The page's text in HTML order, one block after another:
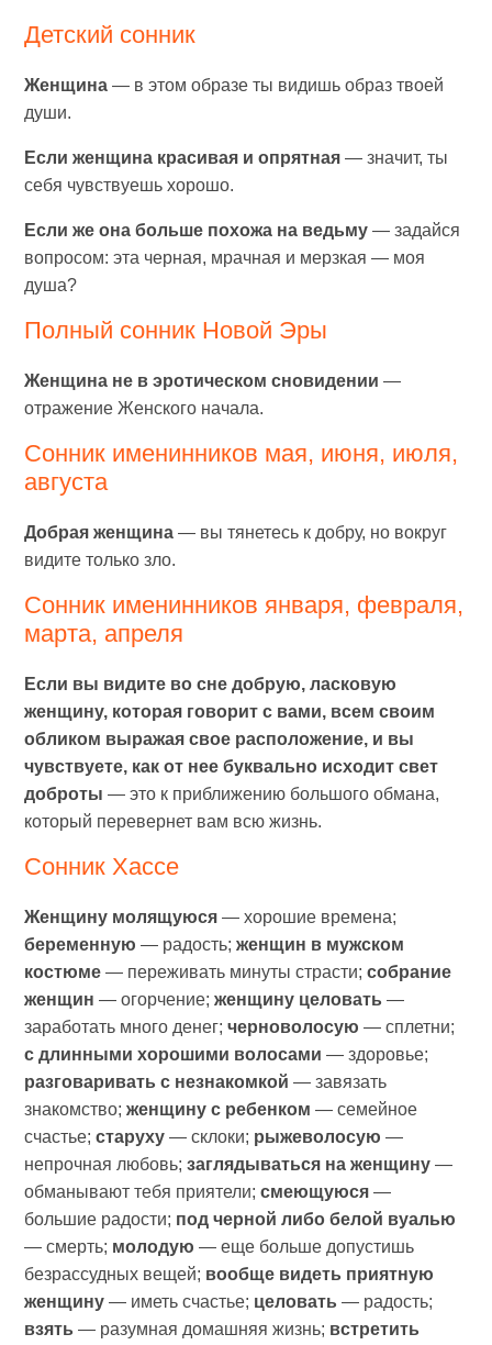
Детский сонник
Женщина — в этом образе ты видишь образ твоей
души.
Если женщина красивая и опрятная — значит, ты
себя чувствуешь хорошо.
Если же она больше похожа на ведьму — задайся
вопросом: эта черная, мрачная и мерзкая — моя
душа?
Полный сонник Новой Эры
Женщина не в эротическом сновидении —
отражение Женского начала.
Сонник именинников мая, июня, июля,
августа
Добрая женщина — вы тянетесь к добру, но вокруг
видите только зло.
Сонник именинников января, февраля,
марта, апреля
Если вы видите во сне добрую, ласковую
женщину, которая говорит с вами, всем своим
обликом выражая свое расположение, и вы
чувствуете, как от нее буквально исходит свет
доброты — это к приближению большого обмана,
который перевернет вам всю жизнь.
Сонник Хассе
Женщину молящуюся — хорошие времена;
беременную — радость;женщин в мужском
костюме — переживать минуты страсти;собрание
женщин — огорчение;женщину целовать —
заработать много денег;черноволосую — сплетни;
с длинными хорошими волосами — здоровье;
разговаривать с незнакомкой — завязать
знакомство;женщину с ребенком — семейное
счастье;старуху — склоки; рыжеволосую —
непрочная любовь;заглядываться на женщину —
обманывают тебя приятели;смеющуюся —
большие радости; под черной либо белой вуалью
— смерть; молодую — еще больше допустишь
безрассудных вещей; вообще видеть приятную
женщину — иметь счастье; целовать — радость;
взять — разумная домашняя жизнь; встретить